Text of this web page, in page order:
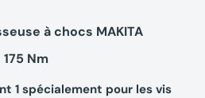
à chocs MAKITA
Nm
1 spécialement pour les vis